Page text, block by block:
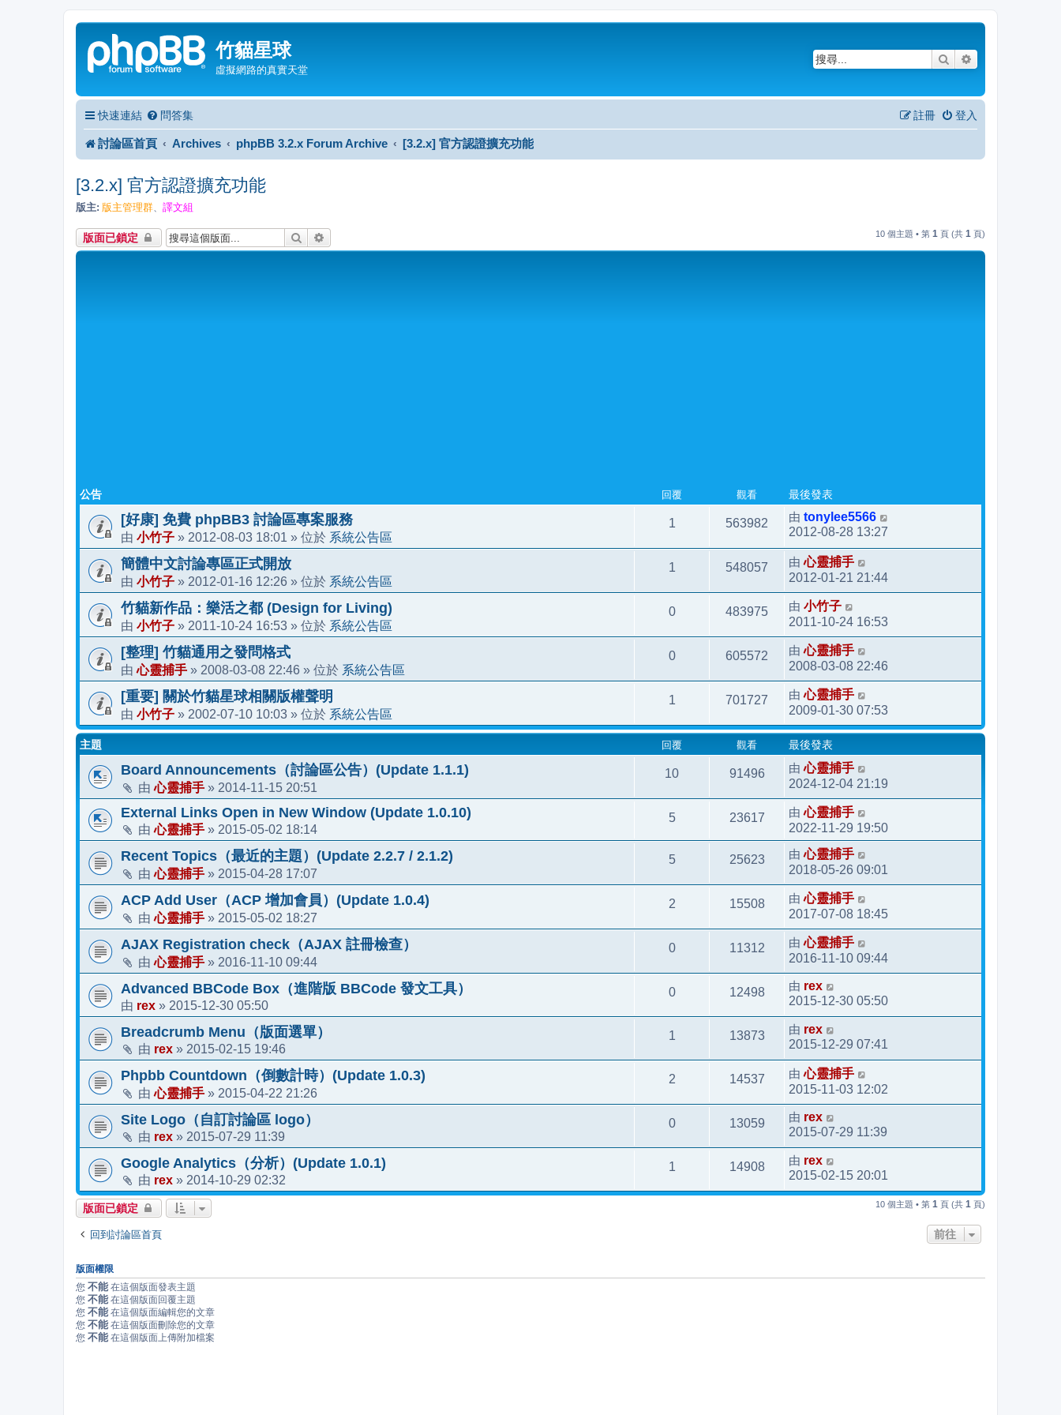
竹貓星球
虛擬網路的真實天堂
搜尋
快速連結 問答集 登入
註冊
討論區首頁 Archives phpBB 3.2.x Forum Archive [3.2.x] 官方認證擴充功能
[3.2.x] 官方認證擴充功能
版主: 版主管理群 譯文組
版面已鎖定 搜尋 10 個主題 • 第 1 頁 (共 1 頁)
公告 回覆 觀看 最後發表
[好康] 免費 phpBB3 討論區專案服務
由 小竹子 » 2012-08-03 18:01 » 位於 系統公告區
1 563982 由 tonylee5566
2012-08-28 13:27
簡體中文討論專區正式開放
由 小竹子 » 2012-01-16 12:26 » 位於 系統公告區
1 548057 由心靈捕手
2012-01-21 21:44
竹貓新作品：樂活之都 (Design for Living)
由 小竹子 » 2011-10-24 16:53 » 位於 系統公告區
0 483975 由 小竹子
2011-10-24 16:53
[整理] 竹貓通用之發問格式
由心靈捕手 » 2008-03-08 22:46 » 位於 系統公告區
0 605572 由心靈捕手
2008-03-08 22:46
[重要] 關於竹貓星球相關版權聲明
由 小竹子 » 2002-07-10 10:03 » 位於 系統公告區
1 701727 由心靈捕手
2009-01-30 07:53
主題 回覆 觀看 最後發表
Board Announcements（討論區公告）(Update 1.1.1)
由心靈捕手 » 2014-11-15 20:51
10 91496 由心靈捕手
2024-12-04 21:19
External Links Open in New Window (Update 1.0.10)
由心靈捕手 » 2015-05-02 18:14
5 23617 由心靈捕手
2022-11-29 19:50
Recent Topics（最近的主題）(Update 2.2.7 / 2.1.2)
由心靈捕手 » 2015-04-28 17:07
5 25623 由心靈捕手
2018-05-26 09:01
ACP Add User（ACP 增加會員）(Update 1.0.4)
由心靈捕手 » 2015-05-02 18:27
2 15508 由心靈捕手
2017-07-08 18:45
AJAX Registration check（AJAX 註冊檢查）
由心靈捕手 » 2016-11-10 09:44
0 11312 由心靈捕手
2016-11-10 09:44
Advanced BBCode Box（進階版 BBCode 發文工具）
由 rex » 2015-12-30 05:50
0 12498 由 rex
2015-12-30 05:50
Breadcrumb Menu（版面選單）
由 rex » 2015-02-15 19:46
1 13873 由 rex
2015-12-29 07:41
Phpbb Countdown（倒數計時）(Update 1.0.3)
由心靈捕手 » 2015-04-22 21:26
2 14537 由心靈捕手
2015-11-03 12:02
Site Logo（自訂討論區 logo）
由 rex » 2015-07-29 11:39
0 13059 由 rex
2015-07-29 11:39
Google Analytics（分析）(Update 1.0.1)
由 rex » 2014-10-29 02:32
1 14908 由 rex
2015-02-15 20:01
版面已鎖定 10 個主題 • 第 1 頁 (共 1 頁)
回到討論區首頁 前往
版面權限
您 不能 在這個版面發表主題
您 不能 在這個版面回覆主題
您 不能 在這個版面編輯您的文章
您 不能 在這個版面刪除您的文章
您 不能 在這個版面上傳附加檔案